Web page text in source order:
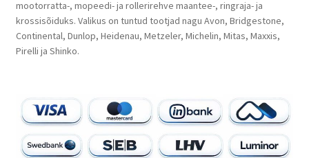
mootorratta-, mopeedi- ja rollerirehve maantee-, ringraja- ja
krossisõiduks. Valikus on tuntud tootjad nagu Avon, Bridgestone,
Continental, Dunlop, Heidenau, Metzeler, Michelin, Mitas, Maxxis,
Pirelli ja Shinko.